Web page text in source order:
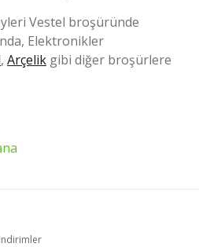
Vestel broşüründe
Elektronikler
, Arçelik gibi diğer broşürlere